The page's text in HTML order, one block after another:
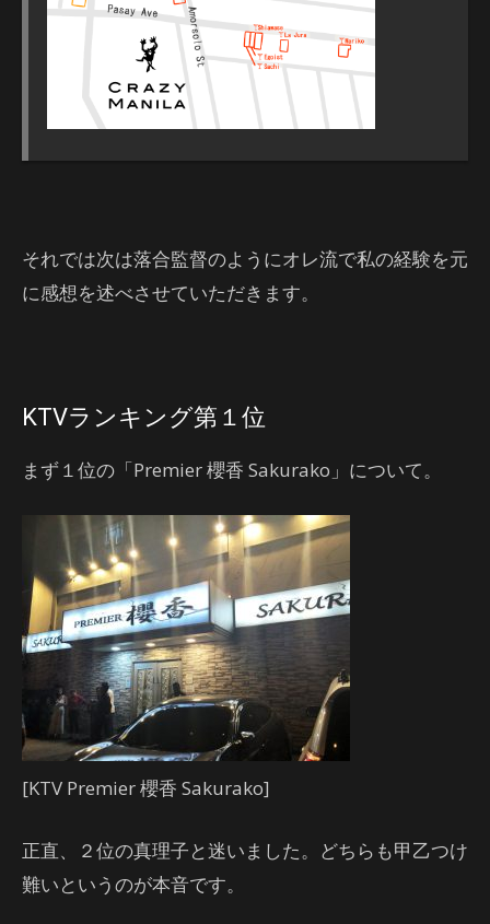
それでは次は落合監督のようにオレ流で私の経験を元
に感想を述べさせていただきます。
KTVランキング第１位
まず１位の「Premier 櫻香 Sakurako」について。
[KTV Premier 櫻香 Sakurako]
正直、２位の真理子と迷いました。どちらも甲乙つけ
難いというのが本音です。